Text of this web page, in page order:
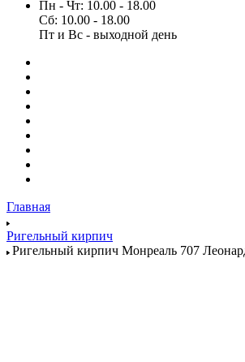
Пн - Чт: 10.00 - 18.00
Сб: 10.00 - 18.00
Пт и Вс - выходной день
Главная
Ригельный кирпич
Ригельный кирпич Монреаль 707